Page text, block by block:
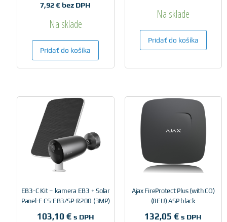
7,92€ bez DPH
Na sklade
Pridať do košíka
Na sklade
Pridať do košíka
EB3-C Kit – kamera EB3 + Solar
Panel-F CS-EB3/SP-R200 (3MP)
103,10 € s DPH
Ajax FireProtect Plus (with CO)
(8EU) ASP black
132,05€ s DPH